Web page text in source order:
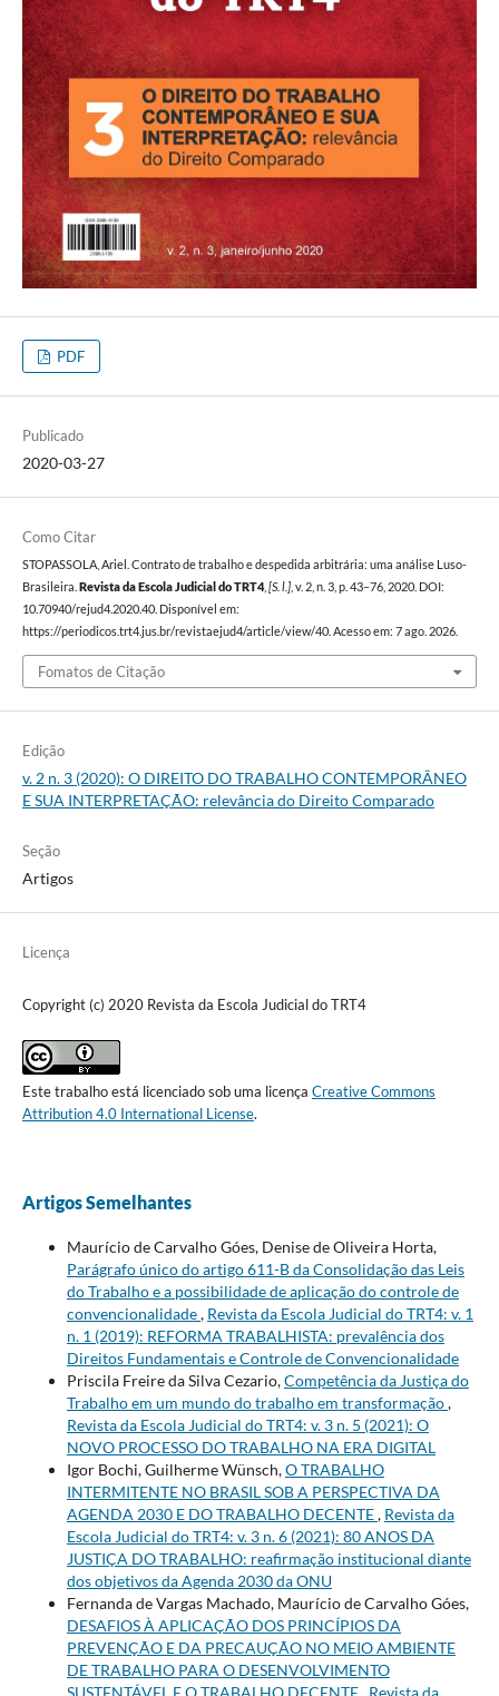
PDF
Publicado
2020-03-27
Como Citar
STOPASSOLA, Ariel. Contrato de trabalho e despedida arbitrária: uma análise Luso-
Brasileira. Revista da Escola Judicial do TRT4, [S. l.], v. 2, n. 3, p. 43–76, 2020. DOI:
10.70940/rejud4.2020.40. Disponível em:
https://periodicos.trt4.jus.br/revistaejud4/article/view/40. Acesso em: 7 ago. 2026.
Fomatos de Citação
Edição
v. 2 n. 3 (2020): O DIREITO DO TRABALHO CONTEMPORÂNEO
E SUA INTERPRETAÇÃO: relevância do Direito Comparado
Seção
Artigos
Licença
Copyright (c) 2020 Revista da Escola Judicial do TRT4
Este trabalho está licenciado sob uma licença Creative Commons
Attribution 4.0 International License.
Artigos Semelhantes
Maurício de Carvalho Góes, Denise de Oliveira Horta,
Parágrafo único do artigo 611-B da Consolidação das Leis
do Trabalho e a possibilidade de aplicação do controle de
convencionalidade, Revista da Escola Judicial do TRT4: v. 1
n. 1 (2019): REFORMA TRABALHISTA: prevalência dos
Direitos Fundamentais e Controle de Convencionalidade
Priscila Freire da Silva Cezario,Competência da Justiça do
Trabalho em um mundo do trabalho em transformação,
Revista da Escola Judicial do TRT4: v. 3 n. 5 (2021): O
NOVO PROCESSO DO TRABALHO NA ERA DIGITAL
Igor Bochi, Guilherme Wünsch,O TRABALHO
INTERMITENTE NO BRASIL SOB A PERSPECTIVA DA
AGENDA 2030 E DO TRABALHO DECENTE, Revista da
Escola Judicial do TRT4: v. 3 n. 6 (2021): 80 ANOS DA
JUSTIÇA DO TRABALHO: reafirmação institucional diante
dos objetivos da Agenda 2030 da ONU
Fernanda de Vargas Machado, Maurício de Carvalho Góes,
DESAFIOS À APLICAÇÃO DOS PRINCÍPIOS DA
PREVENÇÃO E DA PRECAUÇÃO NO MEIO AMBIENTE
DE TRABALHO PARA O DESENVOLVIMENTO
SUSTENTÁVEL E O TRABALHO DECENTE Revista da